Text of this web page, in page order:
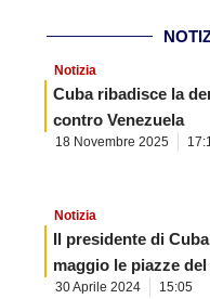
Notizia
Cuba ribadisce la
contro Venezuela
18 Novembre 2025
Notizia
Il presidente di
maggio le piazze del
30 Aprile 2024 15:05